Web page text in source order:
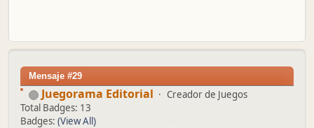
Mensaje #29
Juegorama Editorial
Creador de Juegos
Total Badges: 13
Badges: (View All)